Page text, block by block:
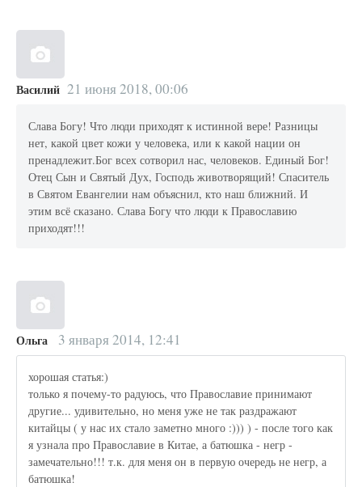
Василий 21 июня 2018, 00:06
Слава Богу! Что люди приходят к истинной вере! Разницы
нет, какой цвет кожи у человека, или к какой нации он
пренадлежит.Бог всех сотворил нас, человеков. Единый Бог!
Отец Сын и Святый Дух, Господь животворящий! Спаситель
в Святом Евангелии нам объяснил, кто наш ближний. И
этим всё сказано. Слава Богу что люди к Православию
приходят!!!
Ольга 3 января 2014, 12:41
хорошая статья:)
только я почему-то радуюсь, что Православие принимают
другие... удивительно, но меня уже не так раздражают
китайцы ( у нас их стало заметно много :))) ) - после того как
я узнала про Православие в Китае, а батюшка - негр -
замечательно!!! т.к. для меня он в первую очередь не негр, а
батюшка!